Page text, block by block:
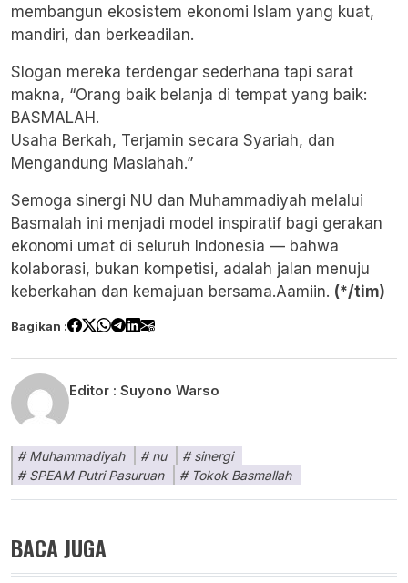
membangun ekosistem ekonomi Islam yang kuat,
mandiri, dan berkeadilan.
Slogan mereka terdengar sederhana tapi sarat
makna, “Orang baik belanja di tempat yang baik:
BASMALAH.
Usaha Berkah, Terjamin secara Syariah, dan
Mengandung Maslahah.”
Semoga sinergi NU dan Muhammadiyah melalui
Basmalah ini menjadi model inspiratif bagi gerakan
ekonomi umat di seluruh Indonesia — bahwa
kolaborasi, bukan kompetisi, adalah jalan menuju
keberkahan dan kemajuan bersama.Aamiin. (*/tim)
Bagikan :
Editor : Suyono Warso
Muhammadiyah nu
sinergi
SPEAM Putri Pasuruan
Tokok Basmallah
BACA JUGA